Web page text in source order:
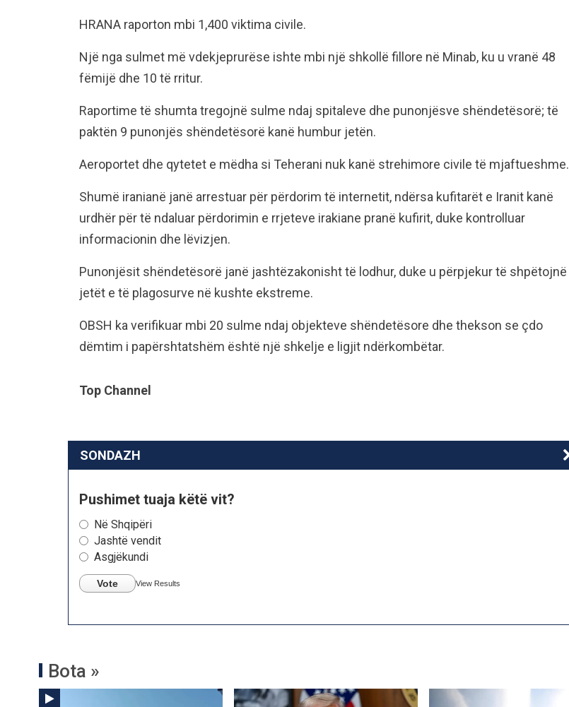
HRANA raporton mbi 1,400 viktima civile.
Një nga sulmet më vdekjeprurëse ishte mbi një shkollë fillore në Minab, ku u vranë 48
fëmijë dhe 10 të rritur.
Raportime të shumta tregojnë sulme ndaj spitaleve dhe punonjësve shëndetësorë; të
paktën 9 punonjës shëndetësorë kanë humbur jetën.
Aeroportet dhe qytetet e mëdha si Teherani nuk kanë strehimore civile të mjaftueshme.
Shumë iranianë janë arrestuar për përdorim të internetit, ndërsa kufitarët e Iranit kanë
urdhër për të ndaluar përdorimin e rrjeteve irakiane pranë kufirit, duke kontrolluar
informacionin dhe lëvizjen.
Punonjësit shëndetësorë janë jashtëzakonisht të lodhur, duke u përpjekur të shpëtojnë
jetët e të plagosurve në kushte ekstreme.
OBSH ka verifikuar mbi 20 sulme ndaj objekteve shëndetësore dhe thekson se çdo
dëmtim i papërshtatshëm është një shkelje e ligjit ndërkombëtar.
Top Channel
SONDAZH
Pushimet tuaja këtë vit?
Në Shqipëri
Jashtë vendit
Asgjëkundi
Vote View Results
Bota »